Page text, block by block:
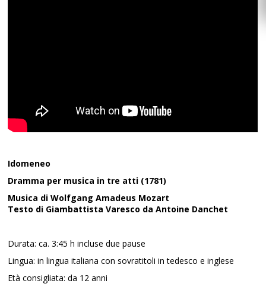
Idomeneo
Dramma per musica in tre atti (1781)
Musica di Wolfgang Amadeus Mozart
Testo di Giambattista Varesco da Antoine Danchet
Durata: ca. 3:45 h incluse due pause
Lingua: in lingua italiana con sovratitoli in tedesco e inglese
Età consigliata: da 12 anni